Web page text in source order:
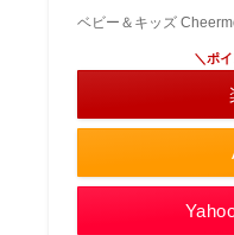
ベビー＆キッズ
＼ポ